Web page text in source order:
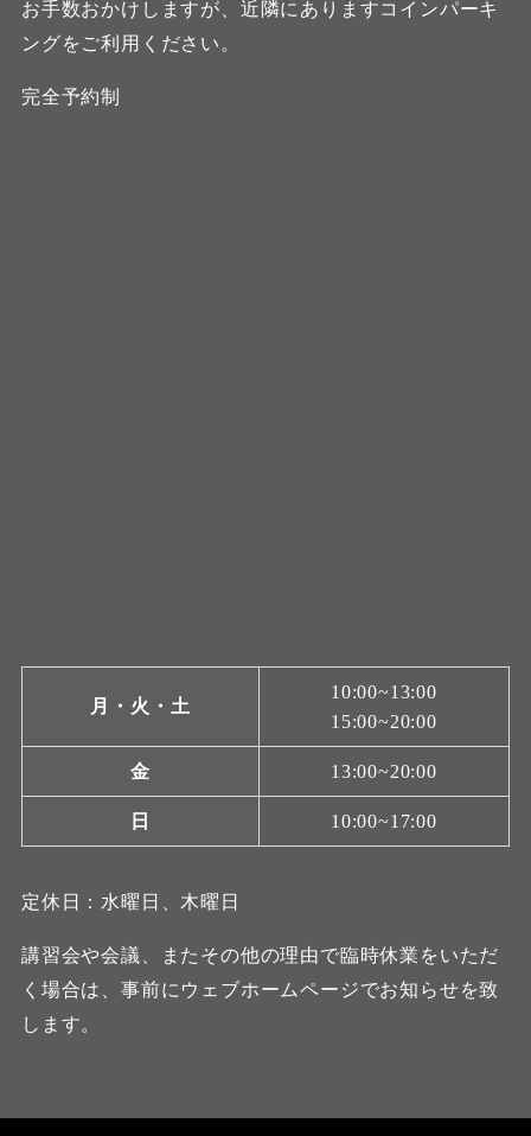
お手数おかけしますが、近隣にありますコインパーキ
ングをご利用ください。
完全予約制
月・火・土
10:00~13:00
15:00~20:00
金 13:00~20:00
日 10:00~17:00
定休日：水曜日、木曜日
講習会や会議、またその他の理由で臨時休業をいただ
く場合は、事前にウェブホームページでお知らせを致
します。